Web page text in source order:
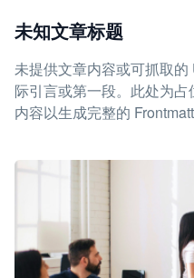
未知文章标题
未提供文章内容或可抓取
际引言或第一段。此处为
内容以生成完整的